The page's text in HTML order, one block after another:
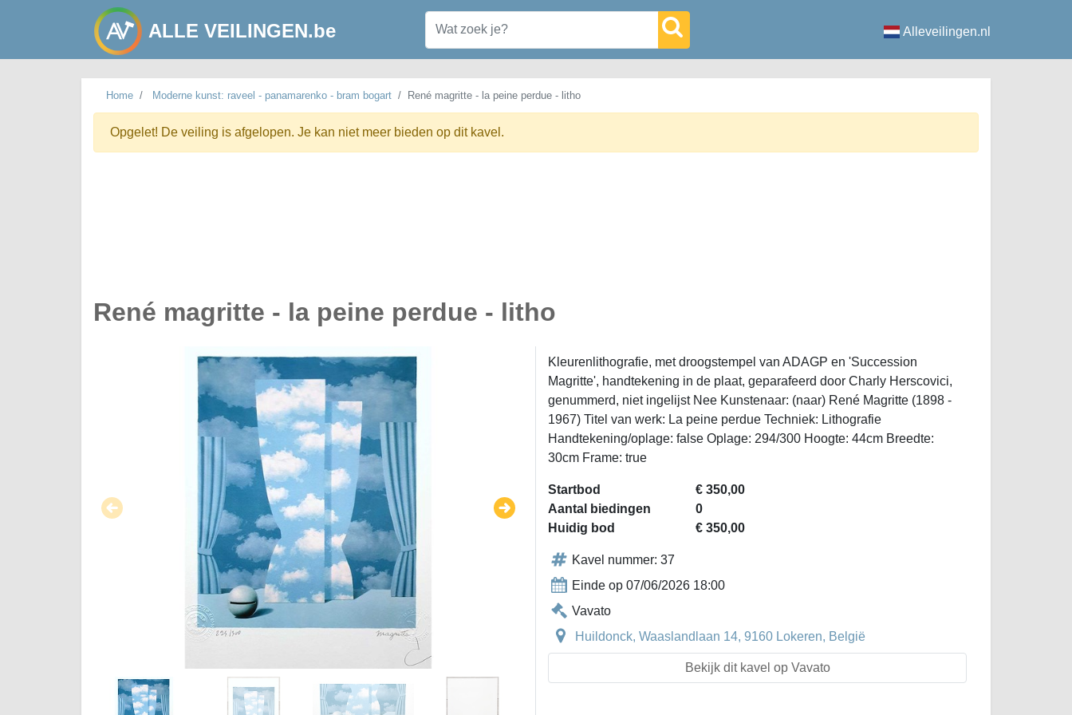
ALLE VEILINGEN.be Alleveilingen.nl
Home Moderne kunst: raveel - panamarenko - bram bogart René magritte - la peine perdue - litho
Opgelet! De veiling is afgelopen. Je kan niet meer bieden op dit kavel.
René magritte - la peine perdue - litho
Kleurenlithografie, met droogstempel van ADAGP en 'Succession
Magritte', handtekening in de plaat, geparafeerd door Charly Herscovici,
genummerd, niet ingelijst Nee Kunstenaar: (naar) René Magritte (1898 -
1967) Titel van werk: La peine perdue Techniek: Lithografie
Handtekening/oplage: false Oplage: 294/300 Hoogte: 44cm Breedte:
30cm Frame: true
Startbod
€ 350,00
Aantal biedingen
0
Huidig bod
€ 350,00
Kavel nummer: 37
Einde op 07/06/2026 18:00
Vavato
Huildonck, Waaslandlaan 14, 9160 Lokeren, België
Bekijk dit kavel op Vavato